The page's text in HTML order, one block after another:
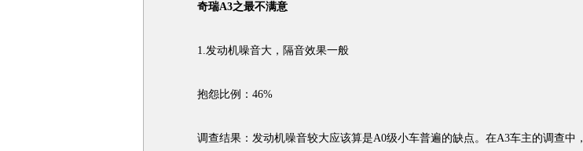
奇瑞A3之最不满意
1.发动机噪音大，隔音效果一般
抱怨比例：46%
调查结果：发动机噪音较大应该算是A0级小车普遍的缺点。在A3车主的调查中，